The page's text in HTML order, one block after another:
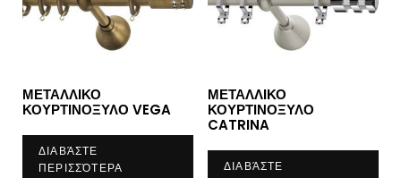
ΜΕΤΑΛΛΙΚΟ
ΚΟΥΡΤΙΝΟΞΥΛΟ VEGA
ΔΙΑΒΆΣΤΕ
ΠΕΡΙΣΣΌΤΕΡΑ
ΜΕΤΑΛΛΙΚΟ
ΚΟΥΡΤΙΝΟΞΥΛΟ
CATRINA
ΔΙΑΒΆΣΤΕ